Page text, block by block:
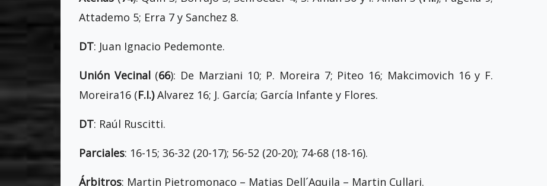
Attademo 5; Erra 7 y Sanchez 8.
DT: Juan Ignacio Pedemonte.
Unión Vecinal(66): De Marziani 10; P. Moreira 7; Piteo 16; Makcimovich 16 y F.
Moreira16 (F.I.)Alvarez 16; J. García; García Infante y Flores.
DT: Raúl Ruscitti.
Parciales: 16-15; 36-32 (20-17); 56-52 (20-20); 74-68 (18-16).
Árbitros: Martin Pietromonaco – Matias Dell´Aquila – Martin Cullari.